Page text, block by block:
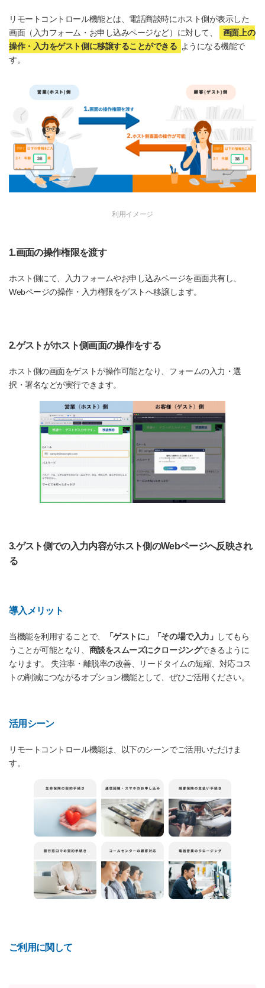
リモートコントロール機能とは、電話商談時にホスト側が表示した
画面（入力フォーム・お申し込みページなど）に対して、
画面上の
操作・入力をゲスト側に移譲することができる ようになる機能で
す。
利用イメージ
1.画面の操作権限を渡す
ホスト側にて、入力フォームやお申し込みページを画面共有し、
Webページの操作・入力権限をゲストへ移譲します。
2.ゲストがホスト側画面の操作をする
ホスト側の画面をゲストが操作可能となり、フォームの入力・選
択・署名などが実行できます。
3.ゲスト側での入力内容がホスト側のWebページへ反映され
る
導入メリット
当機能を利用することで、 「ゲストに」「その場で入力」 してもら
うことが可能となり、 商談をスムーズにクロージングできるように
なります。 失注率・離脱率の改善、リードタイムの短縮、対応コス
トの削減につながるオプション機能として、ぜひご活用ください。
活用シーン
リモートコントロール機能は、以下のシーンでご活用いただけま
す。
ご利用に関して